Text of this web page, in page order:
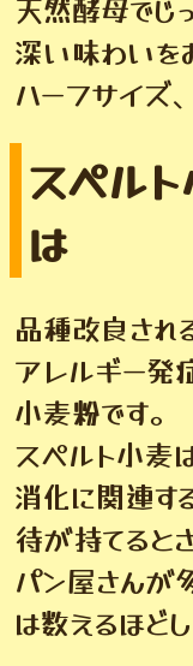
天然酵母でじ
深い味わいを
ハーフサイズ
スペル
は
品種改良され
アレルギー発
小麦粉です。
スペルト小麦
消化に関連す
待が持てると
パン屋さんが
は数えるほど